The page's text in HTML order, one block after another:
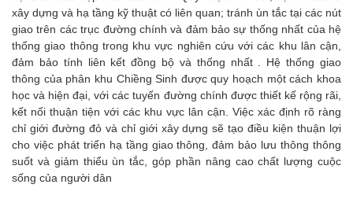
xây dựng và hạ tầng kỹ thuật có liên quan; tránh ùn tắc tại các nút
giao trên các trục đường chính và đảm bảo sự thống nhất của hệ
thống giao thông trong khu vực nghiên cứu với các khu lân cận,
đảm bảo tính liên kết đồng bộ và thống nhất . Hệ thống giao
thông của phân khu Chiềng Sinh được quy hoạch một cách khoa
học và hiện đại, với các tuyến đường chính được thiết kế rộng rãi,
kết nối thuận tiện với các khu vực lân cận. Việc xác định rõ ràng
chỉ giới đường đỏ và chỉ giới xây dựng sẽ tạo điều kiện thuận lợi
cho việc phát triển hạ tầng giao thông, đảm bảo lưu thông thông
suốt và giảm thiểu ùn tắc, góp phần nâng cao chất lượng cuộc
sống của người dân